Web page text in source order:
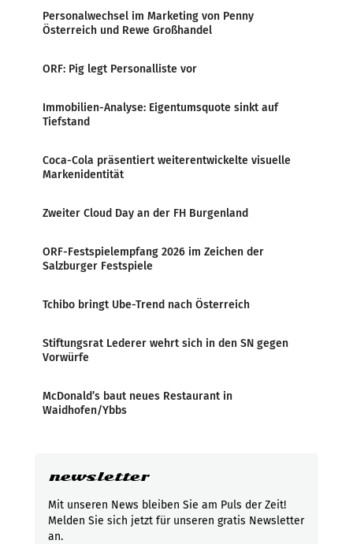
Personalwechsel im Marketing von Penny
Österreich und Rewe Großhandel
ORF: Pig legt Personalliste vor
Immobilien-Analyse: Eigentumsquote sinkt auf
Tiefstand
Coca-Cola präsentiert weiterentwickelte visuelle
Markenidentität
Zweiter Cloud Day an der FH Burgenland
ORF-Festspielempfang 2026 im Zeichen der
Salzburger Festspiele
Tchibo bringt Ube-Trend nach Österreich
Stiftungsrat Lederer wehrt sich in den SN gegen
Vorwürfe
McDonald’s baut neues Restaurant in
Waidhofen/Ybbs
newsletter
Mit unseren News bleiben Sie am Puls der Zeit!
Melden Sie sich jetzt für unseren gratis Newsletter
an.